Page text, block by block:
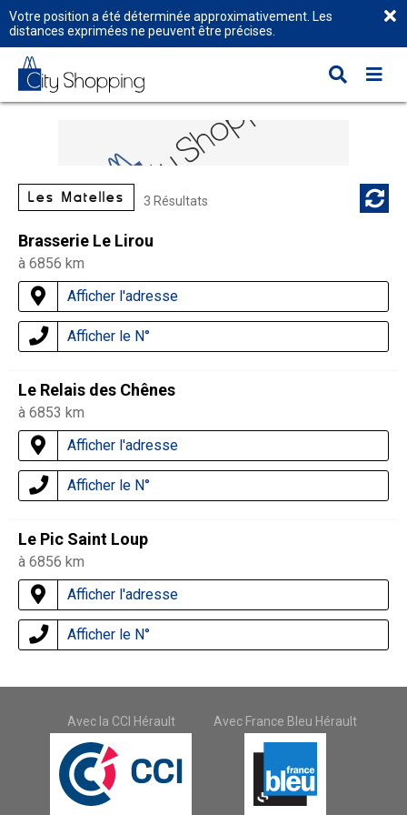
Votre position a été déterminée approximativement. Les
distances exprimées ne peuvent être précises.
Les Matelles 3 Résultats
Brasserie Le Lirou
à 6856 km
Afficher l'adresse
Afficher le N°
Le Relais des Chênes
à 6853 km
Afficher l'adresse
Afficher le N°
Le Pic Saint Loup
à 6856 km
Afficher l'adresse
Afficher le N°
Avec la CCI Hérault Avec France Bleu Hérault